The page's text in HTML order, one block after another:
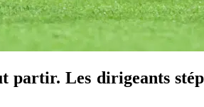
partir. Les dirigeants